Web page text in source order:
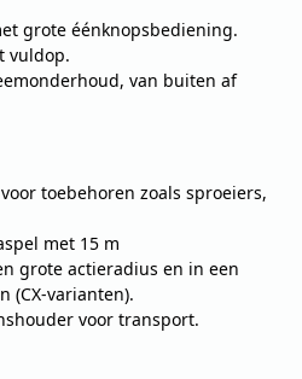
grote éénknopsbediening.
vuldop.
van buiten af
toebehoren zoals sproeiers,
met 15 m
grote actieradius en in een
(CX-varianten).
voor transport.